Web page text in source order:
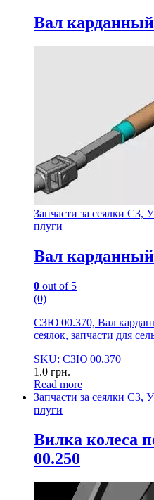
Вал
Запчасти за сеялки СЗ,
плуги
Вал
0 out of 5
(0)
СЗЮ 00.370, Вал
сеялок, запчасти для
SKU: СЗЮ 00.370
1.0 грн.
Read more
Запчасти за сеялки СЗ,
плуги
Вилка колеса
00.250